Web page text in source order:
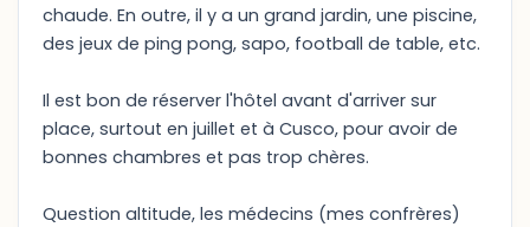
chaude. En outre, il y a un grand jardin, une piscine,
des jeux de ping pong, sapo, football de table, etc.
Il est bon de réserver l'hôtel avant d'arriver sur
place, surtout en juillet et à Cusco, pour avoir de
bonnes chambres et pas trop chères.
Question altitude, les médecins (mes confrères)